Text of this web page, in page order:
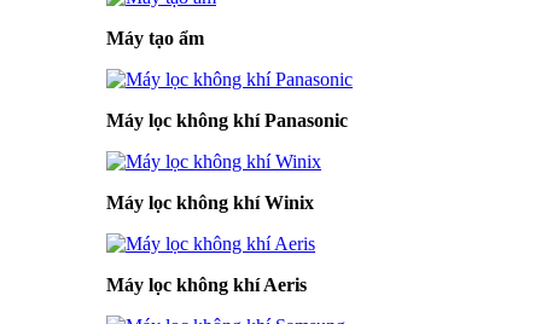
Máy tạo ẩm
Máy lọc không khí Panasonic
Máy lọc không khí Winix
Máy lọc không khí Aeris